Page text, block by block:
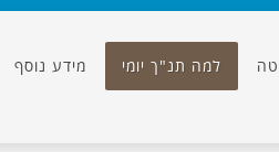
למה תנ"ך יומי מידע נוסף